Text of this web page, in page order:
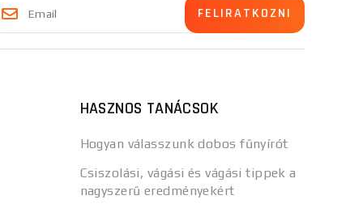
HASZNOS TANÁCSOK
Hogyan válasszunk dobos fűnyírót
Csiszolási, vágási és vágási tippek a
nagyszerű eredményekért